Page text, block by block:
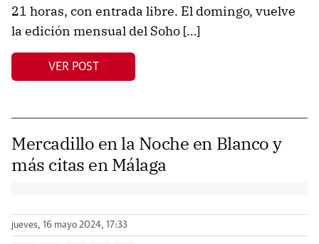
21 horas, con entrada libre. El domingo, vuelve
la edición mensual del Soho […]
VER POST
Mercadillo en la Noche en Blanco y
más citas en Málaga
jueves, 16 mayo 2024, 17:33